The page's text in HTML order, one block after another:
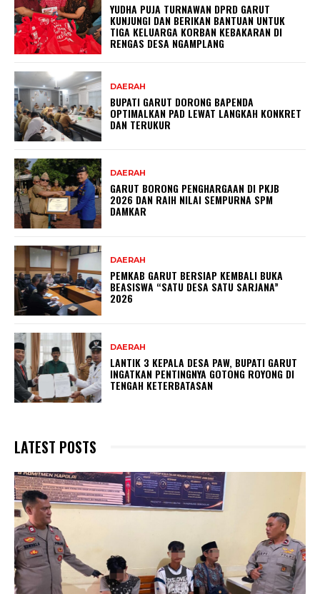
YUDHA PUJA TURNAWAN DPRD GARUT
KUNJUNGI DAN BERIKAN BANTUAN UNTUK
TIGA KELUARGA KORBAN KEBAKARAN DI
RENGAS DESA NGAMPLANG
DAERAH
BUPATI GARUT DORONG BAPENDA
OPTIMALKAN PAD LEWAT LANGKAH KONKRET
DAN TERUKUR
DAERAH
GARUT BORONG PENGHARGAAN DI PKJB
2026 DAN RAIH NILAI SEMPURNA SPM
DAMKAR
DAERAH
PEMKAB GARUT BERSIAP KEMBALI BUKA
BEASISWA “SATU DESA SATU SARJANA”
2026
DAERAH
LANTIK 3 KEPALA DESA PAW, BUPATI GARUT
INGATKAN PENTINGNYA GOTONG ROYONG DI
TENGAH KETERBATASAN
LATEST POSTS